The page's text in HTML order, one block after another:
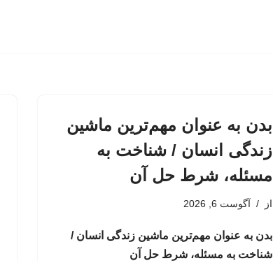
بدن به عنوان مهم‌ترین ماشین
زندگی انسان / شناخت به
مسئله، شرط حل آن
از آگوست 6, 2026
بدن به عنوان مهم‌ترین ماشین زندگی انسان /
شناخت به مسئله، شرط حل آن